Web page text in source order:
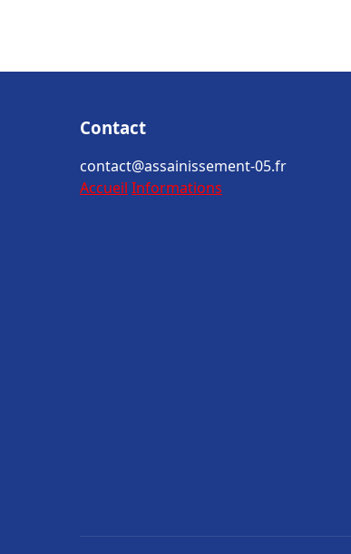
Contact
contact@assainissement-05.fr
Accueil Informations